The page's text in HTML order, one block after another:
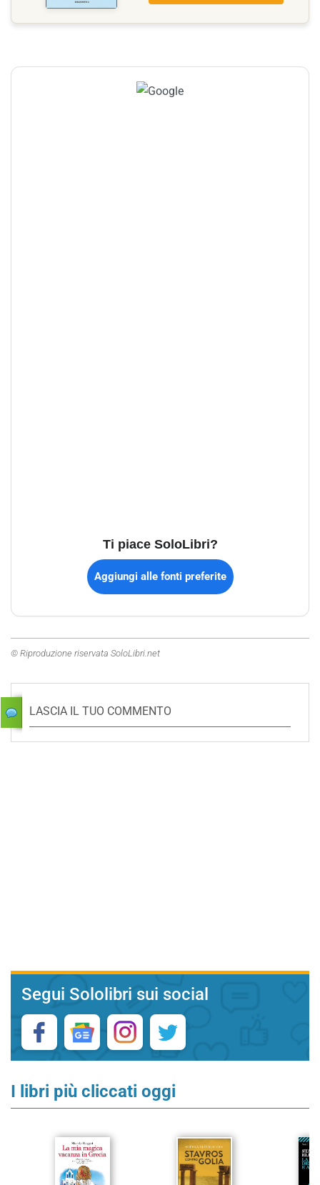
Ti piace SoloLibri?
Aggiungi alle fonti preferite
© Riproduzione riservata SoloLibri.net
LASCIA IL TUO COMMENTO
Segui Sololibri sui social
I libri più cliccati oggi